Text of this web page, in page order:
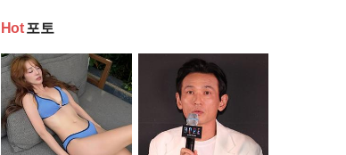
Hot포토